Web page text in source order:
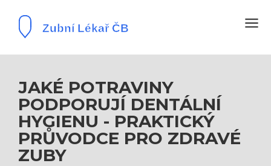
JAKÉ POTRAVINY
PODPORUJÍ DENTÁLNÍ
HYGIENU - PRAKTICKÝ
PRŮVODCE PRO ZDRAVÉ
ZUBY